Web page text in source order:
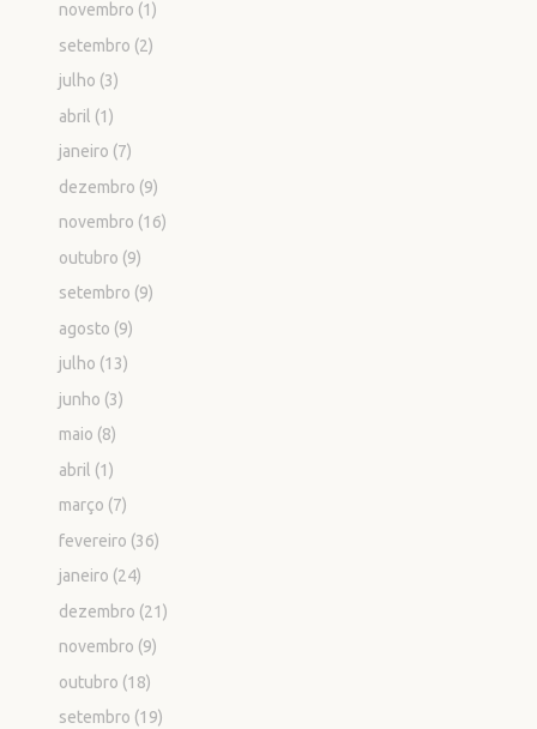
novembro (1)
setembro (2)
julho (3)
abril (1)
janeiro (7)
dezembro (9)
novembro (16)
outubro (9)
setembro (9)
agosto (9)
julho (13)
junho (3)
maio (8)
abril (1)
março (7)
fevereiro (36)
janeiro (24)
dezembro (21)
novembro (9)
outubro (18)
setembro (19)